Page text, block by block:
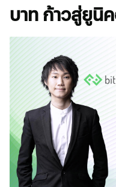
บาท ก้าวสู่ยูนิ